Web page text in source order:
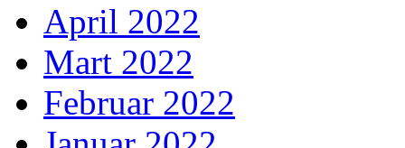
April 2022
Mart 2022
Februar 2022